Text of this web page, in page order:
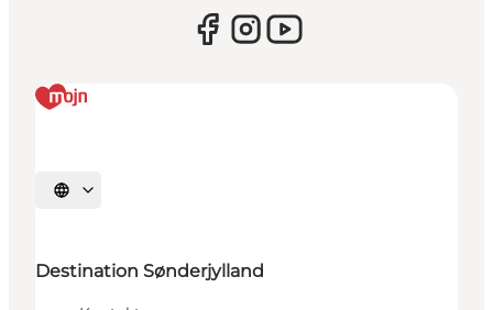
Vælg sprog
Destination Sønderjylland